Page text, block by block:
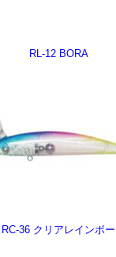
RL-12 BORA
RC-36 クリアレインボー